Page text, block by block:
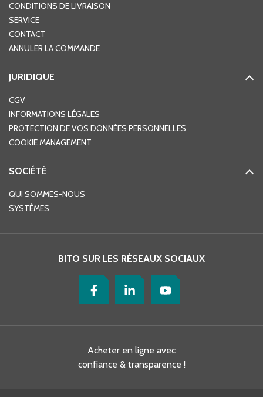
CONDITIONS DE LIVRAISON
SERVICE
CONTACT
ANNULER LA COMMANDE
JURIDIQUE
CGV
INFORMATIONS LÉGALES
PROTECTION DE VOS DONNÉES PERSONNELLES
COOKIE MANAGEMENT
SOCIÉTÉ
QUI SOMMES-NOUS
SYSTÈMES
BITO SUR LES RÉSEAUX SOCIAUX
Acheter en ligne avec
confiance & transparence !